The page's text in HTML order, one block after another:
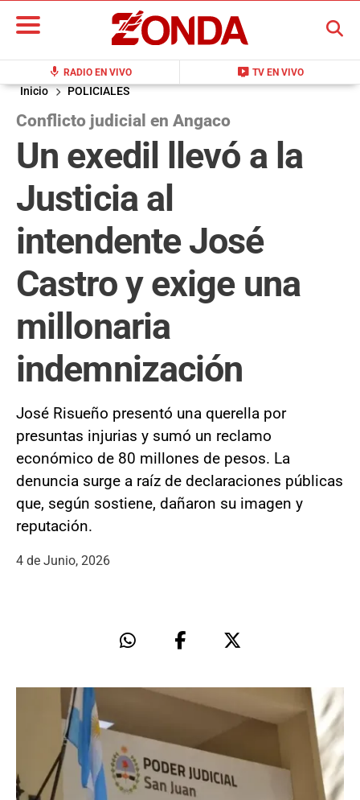
mic RADIO EN VIVO live_tv TV EN VIVO
BUSCAR
Inicio POLICIALES
Conflicto judicial en Angaco
Un exedil llevó a la
Justicia al
intendente José
Castro y exige una
millonaria
indemnización
José Risueño presentó una querella por
presuntas injurias y sumó un reclamo
económico de 80 millones de pesos. La
denuncia surge a raíz de declaraciones públicas
que, según sostiene, dañaron su imagen y
reputación.
4 de Junio, 2026